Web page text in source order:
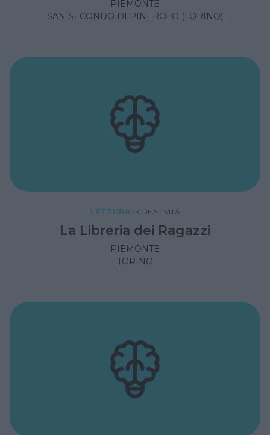
PIEMONTE
SAN SECONDO DI PINEROLO (TORINO)
LETTURA • CREATIVITÀ
La Libreria dei Ragazzi
PIEMONTE
TORINO